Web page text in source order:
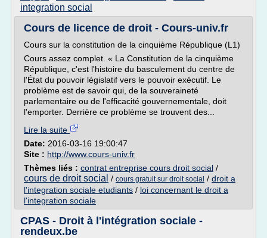
integration social
Cours de licence de droit - Cours-univ.fr
Cours sur la constitution de la cinquième République (L1)
Cours assez complet. « La Constitution de la cinquième
République, c'est l'histoire du basculement du centre de
l'État du pouvoir législatif vers le pouvoir exécutif. Le
problème est de savoir qui, de la souveraineté
parlementaire ou de l'efficacité gouvernementale, doit
l'emporter. Derrière ce problème se trouvent des...
Lire la suite
Date: 2016-03-16 19:00:47
Site : http://www.cours-univ.fr
Thèmes liés : contrat entreprise cours droit social /
cours de droit social / cours gratuit sur droit social / droit a
l'integration sociale etudiants / loi concernant le droit a
l'integration sociale
CPAS - Droit à l'intégration sociale -
rendeux.be